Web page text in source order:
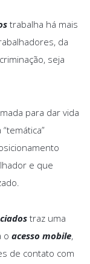
trabalha há mais
da
seja
para dar vida
e que
traz uma
o acesso mobile,
de contato com